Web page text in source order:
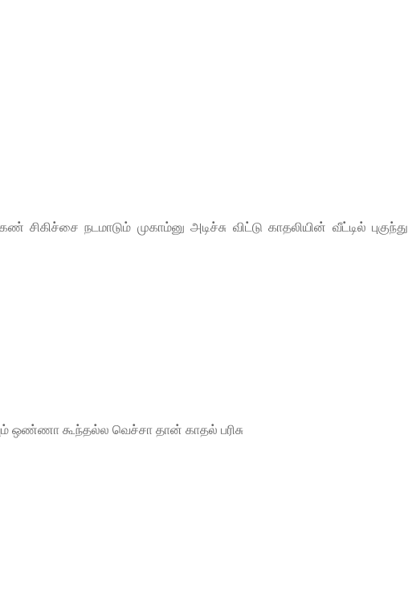
நடமாடும் முகாம்னு அடிச்சு விட்டு காதலியின் வீட்டில்
கூந்தல்ல வெச்சா தான் காதல் பரிசு